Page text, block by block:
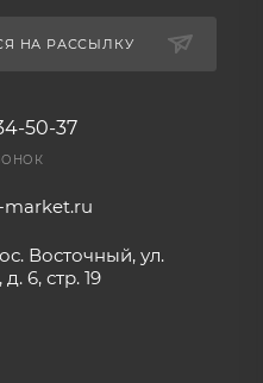
НА РАССЫЛКУ
50-37
Восточный, ул.
6, стр. 19